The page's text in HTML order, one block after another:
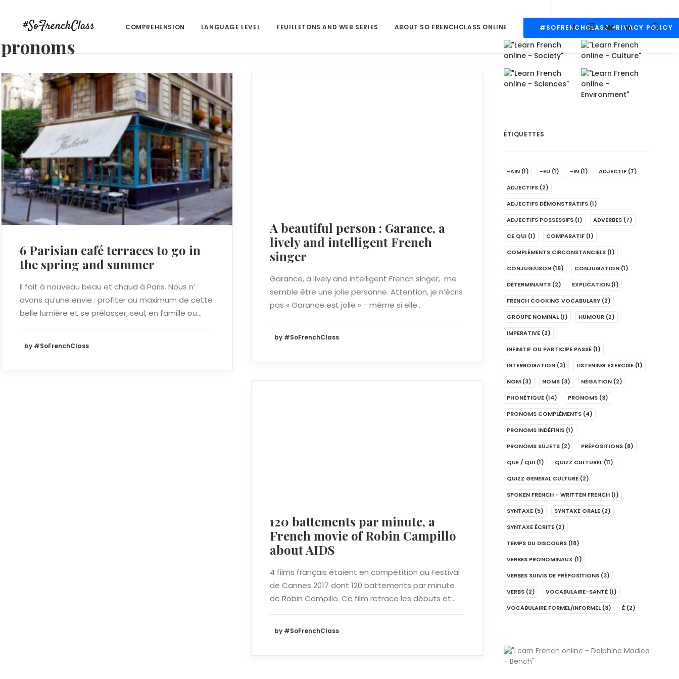
COMPREHENSION LANGUAGE LEVEL FEUILLETONS AND WEB SERIES ABOUT SO FRENCHCLASS ONLINE #SOFRENCHCLASS PRIVACY POLICY
pronoms
6 Parisian café terraces to go in
the spring and summer
Il fait à nouveau beau et chaud à Paris. Nous n’
avons qu’une envie : profiter au maximum de cette
belle lumière et se prélasser, seul, en famille ou…
by #SoFrenchClass
A beautiful person : Garance, a
lively and intelligent French
singer
Garance, a lively and intelligent French singer, me
semble être une jolie personne. Attention, je n’écris
pas « Garance est jolie » - même si elle…
by #SoFrenchClass
120 battements par minute, a
French movie of Robin Campillo
about AIDS
4 films français étaient en compétition au Festival
de Cannes 2017 dont 120 battements par minute
de Robin Campillo. Ce film retrace les débuts et…
by #SoFrenchClass
ÉTIQUETTES
-AIN (1) -EU (1) -IN (1) ADJECTIF (7)
ADJECTIFS (2)
ADJECTIFS DÉMONSTRATIFS (1)
ADJECTIFS POSSESSIFS (1) ADVERBES (7)
CE QUI (1) COMPARATIF (1)
COMPLÉMENTS CIRCONSTANCIELS (1)
CONJUGAISON (18) CONJUGATION (1)
DÉTERMINANTS (2) EXPLICATION (1)
FRENCH COOKING VOCABULARY (2)
GROUPE NOMINAL (1) HUMOUR (2)
IMPERATIVE (2)
INFINITIF OU PARTICIPE PASSÉ (1)
INTERROGATION (3) LISTENING EXERCISE (1)
NOM (3) NOMS (3) NÉGATION (2)
PHONÉTIQUE (14) PRONOMS (3)
PRONOMS COMPLÉMENTS (4)
PRONOMS INDÉFINIS (1)
PRONOMS SUJETS (2) PRÉPOSITIONS (8)
QUE / QUI (1) QUIZZ CULTUREL (11)
QUIZZ GENERAL CULTURE (2)
SPOKEN FRENCH - WRITTEN FRENCH (1)
SYNTAXE (5) SYNTAXE ORALE (2)
SYNTAXE ÉCRITE (2)
TEMPS DU DISCOURS (18)
VERBES PRONOMINAUX (1)
VERBES SUIVIS DE PRÉPOSITIONS (3)
VERBS (2) VOCABULAIRE-SANTÉ (1)
VOCABULAIRE FORMEL/INFORMEL (3) É (2)